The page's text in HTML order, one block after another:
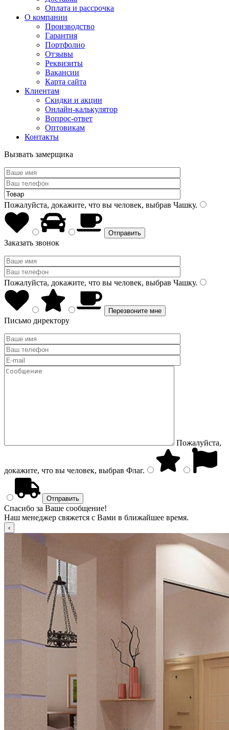
Оплата и рассрочка
О компании
Производство
Гарантия
Портфолио
Отзывы
Реквизиты
Вакансии
Карта сайта
Клиентам
Скидки и акции
Онлайн-калькулятор
Вопрос-ответ
Оптовикам
Контакты
Вызвать замерщика
Пожалуйста, докажите, что вы человек, выбрав Чашку.
Заказать звонок
Пожалуйста, докажите, что вы человек, выбрав Чашку.
Письмо директору
Пожалуйста,
докажите, что вы человек, выбрав Флаг.
Спасибо за Ваше сообщение!
Наш менеджер свяжется с Вами в ближайшее время.